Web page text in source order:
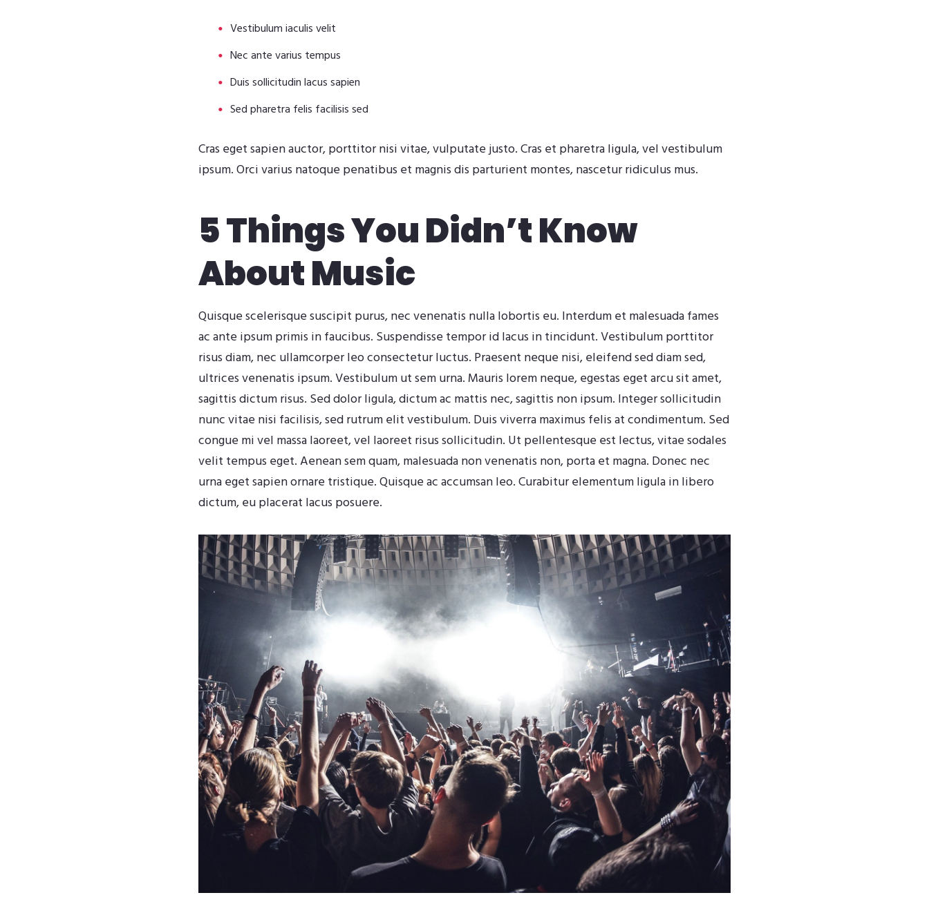
Vestibulum iaculis velit
Nec ante varius tempus
Duis sollicitudin lacus sapien
Sed pharetra felis facilisis sed
Cras eget sapien auctor, porttitor nisi vitae, vulputate justo. Cras et pharetra ligula, vel vestibulum
ipsum. Orci varius natoque penatibus et magnis dis parturient montes, nascetur ridiculus mus.
5 Things You Didn’t Know
About Music
Quisque scelerisque suscipit purus, nec venenatis nulla lobortis eu. Interdum et malesuada fames
ac ante ipsum primis in faucibus. Suspendisse tempor id lacus in tincidunt. Vestibulum porttitor
risus diam, nec ullamcorper leo consectetur luctus. Praesent neque nisi, eleifend sed diam sed,
ultrices venenatis ipsum. Vestibulum ut sem urna. Mauris lorem neque, egestas eget arcu sit amet,
sagittis dictum risus. Sed dolor ligula, dictum ac mattis nec, sagittis non ipsum. Integer sollicitudin
nunc vitae nisi facilisis, sed rutrum elit vestibulum. Duis viverra maximus felis at condimentum. Sed
congue mi vel massa laoreet, vel laoreet risus sollicitudin. Ut pellentesque est lectus, vitae sodales
velit tempus eget. Aenean sem quam, malesuada non venenatis non, porta et magna. Donec nec
urna eget sapien ornare tristique. Quisque ac accumsan leo. Curabitur elementum ligula in libero
dictum, eu placerat lacus posuere.